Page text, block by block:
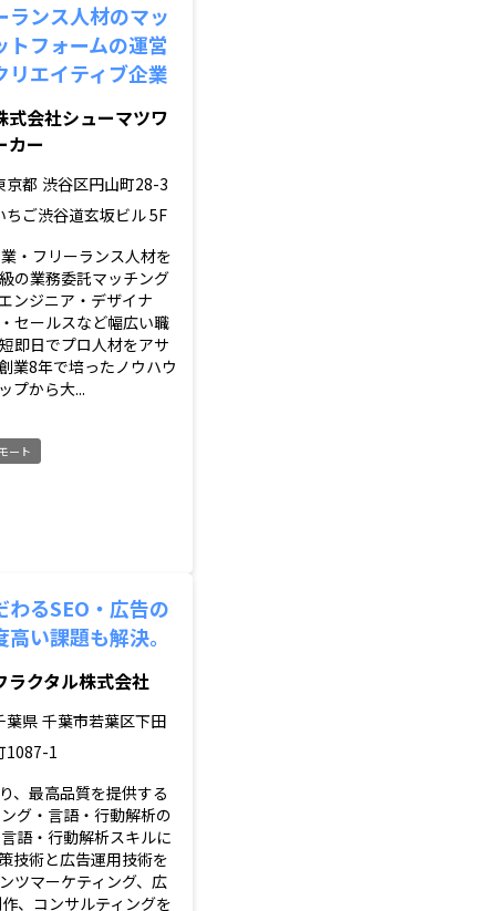
ランス人材のマッ
トフォームの運営
リエイティブ企業
式会社シューマツワ
カー
京都 渋谷区円山町28-3
ちご渋谷道玄坂ビル 5F
・フリーランス人材を
の業務委託マッチング
ンジニア・デザイナ
セールスなど幅広い職
即日でプロ人材をアサ
業8年で培ったノウハウ
プから大...
ート
わるSEO・広告の
い課題も解決。
ラクタル株式会社
葉県 千葉市若葉区下田
1087-1
、最高品質を提供する
グ・言語・行動解析の
語・行動解析スキルに
技術と広告運用技術を
ツマーケティング、広
、コンサルティングを